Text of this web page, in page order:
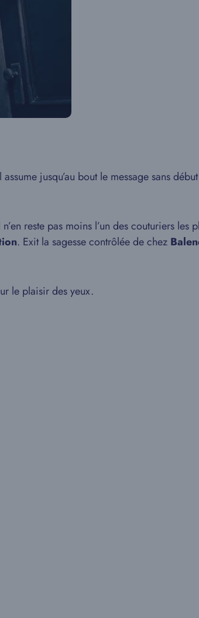
jusqu’au bout le message sans
reste pas moins l’un des couturiers les
. Exit la sagesse contrôlée de chez
le plaisir des yeux.